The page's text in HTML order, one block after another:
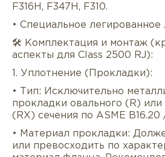
F316H, F347H, F310.
• Специальное легированное
🛠️ Комплектация и монтаж
аспекты для Class 2500 RJ):
1. Уплотнение (Прокладки):
• Тип: Исключительно
прокладки овального (R) или
(RX) сечения по ASME B16.20
• Материал прокладки:
или превосходить по